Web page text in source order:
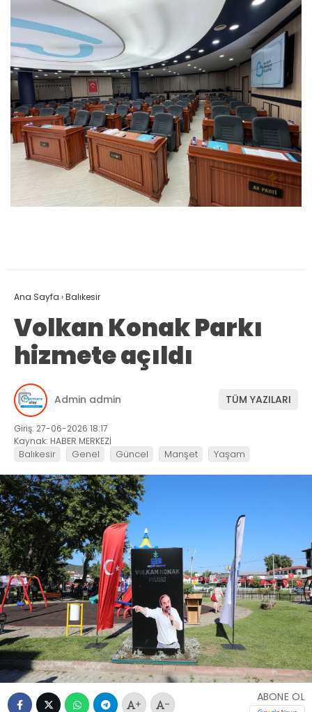
Ana Sayfa ›Balıkesir
Volkan Konak Parkı
hizmete açıldı
Admin admin TÜM YAZILARI
Giriş: 27-06-2026 18:17
Kaynak: HABER MERKEZİ
Balıkesir Genel Güncel Manşet Yaşam
+ -
ABONE OL